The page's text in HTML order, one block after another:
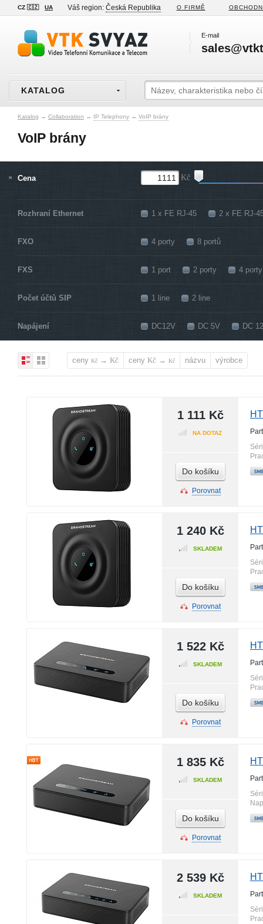
CZ 🇨🇿 UA Váš region: Česká Republika O FIRMĚ
E-mail
KATALOG
Katalog → Collaboration → IP Telephony → VoIP brány
VoIP brány
Cena Kč
Rozhraní Ethernet 1 x FE RJ-45 2 x FE RJ-
FXO 4 porty 8 portů
FXS 1 port 2 porty 4 porty
Počet účtů SIP 1 line 2 line
Napájení DC12V DC 5V DC
ceny Kč → Kč ceny Kč → Kč názvu výrobce
1 111 Kč
NA DOTAZ
Do košíku
Porovnat
1 240 Kč
SKLADEM
Do košíku
Porovnat
1 522 Kč
SKLADEM
Do košíku
Porovnat
1 835 Kč
SKLADEM
Do košíku
Porovnat
2 539 Kč
SKLADEM